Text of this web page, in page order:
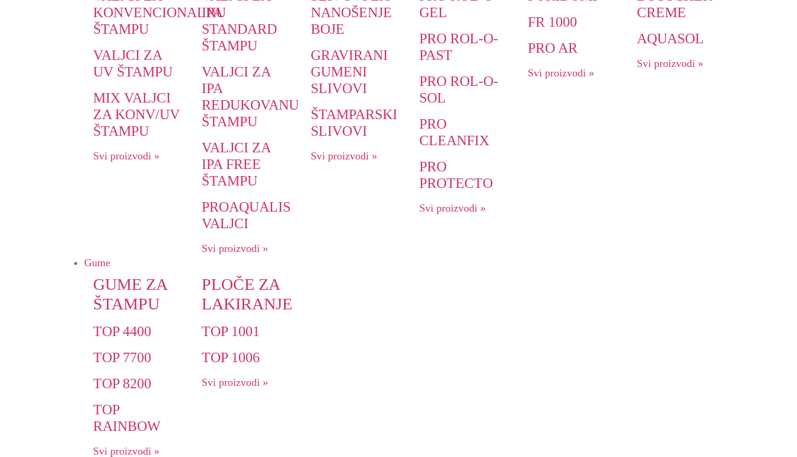
KONVENCIONALNU
ŠTAMPU
VALJCI ZA
UV ŠTAMPU
MIX VALJCI
ZA KONV/UV
ŠTAMPU
Svi proizvodi »
IPA
STANDARD
ŠTAMPU
VALJCI ZA
IPA
REDUKOVANU
ŠTAMPU
VALJCI ZA
IPA FREE
ŠTAMPU
PROAQUALIS
VALJCI
Svi proizvodi »
NANOŠENJE
BOJE
GRAVIRANI
GUMENI
SLIVOVI
ŠTAMPARSKI
SLIVOVI
Svi proizvodi »
GEL
PRO ROL-O-
PAST
PRO ROL-O-
SOL
PRO
CLEANFIX
PRO
PROTECTO
Svi proizvodi »
FR 1000
PRO AR
Svi proizvodi »
CREME
AQUASOL
Svi proizvodi »
Gume
GUME ZA
ŠTAMPU
TOP 4400
TOP 7700
TOP 8200
TOP
RAINBOW
Svi proizvodi »
PLOČE ZA
LAKIRANJE
TOP 1001
TOP 1006
Svi proizvodi »